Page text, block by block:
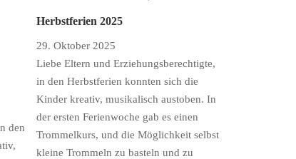
den
Herbstferien 2025
29. Oktober 2025
Liebe Eltern und Erziehungsberechtigte,
in den Herbstferien konnten sich die
Kinder kreativ, musikalisch austoben. In
der ersten Ferienwoche gab es einen
Trommelkurs, und die Möglichkeit selbst
kleine Trommeln zu basteln und zu